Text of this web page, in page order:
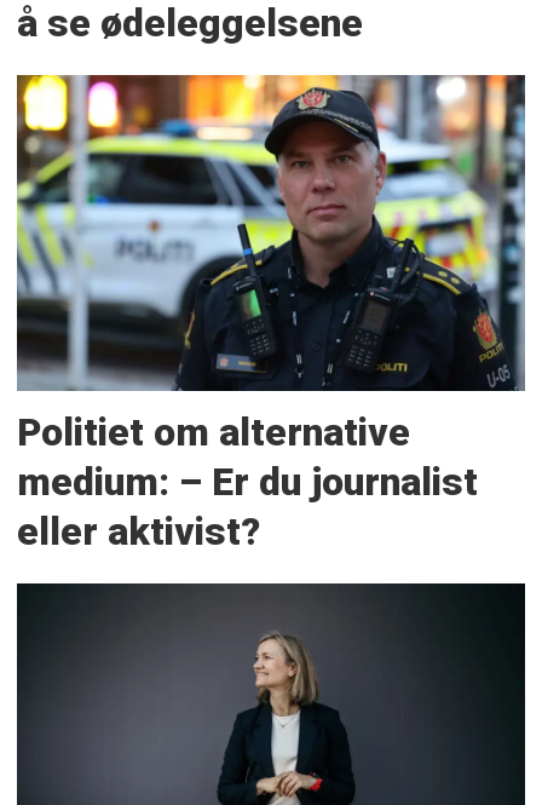
å se ødeleggelsene
Politiet om alternative
medium: – Er du journalist
eller aktivist?